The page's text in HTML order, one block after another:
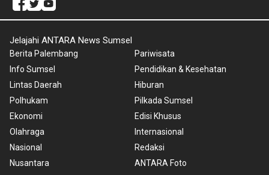
Jelajahi ANTARA News Sumsel
Berita Palembang
Info Sumsel
Lintas Daerah
Polhukam
Ekonomi
Olahraga
Nasional
Nusantara
Pariwisata
Pendidikan & Kesehatan
Hiburan
Pilkada Sumsel
Edisi Khusus
Internasional
Redaksi
ANTARA Foto